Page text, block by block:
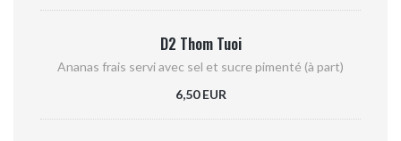
D2 Thom Tuoi
Ananas frais servi avec sel et sucre pimenté (à part)
6,50 EUR